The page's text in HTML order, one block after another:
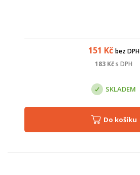
151 Kč bez DPH
183 Kčs DPH
SKLADEM
Do košíku